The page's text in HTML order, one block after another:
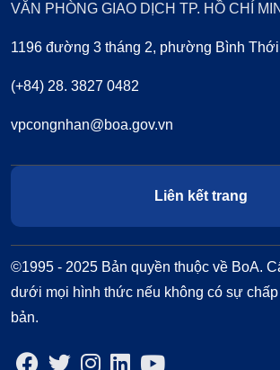
VĂN PHÒNG GIAO DỊCH TP. HỒ CHÍ
1196 đường 3 tháng 2, phường Bình
(+84) 28. 3827 0482
vpcongnhan@boa.gov.vn
Liên kết trang
©1995 - 2025 Bản quyền thuộc về BoA.
dưới mọi hình thức nếu không có sự
bản.